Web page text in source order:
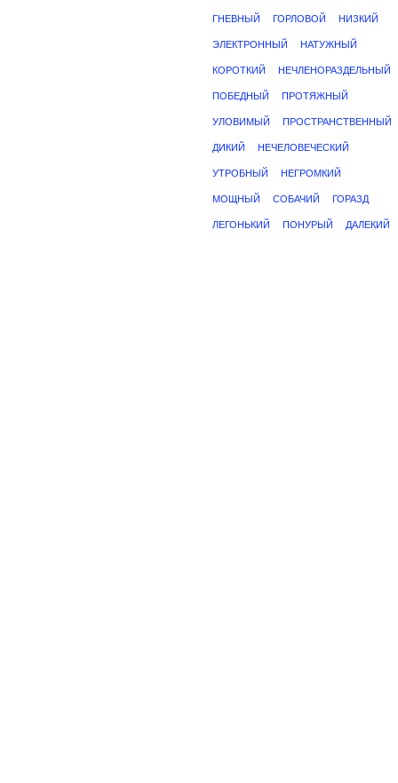
ГНЕВНЫЙ ГОРЛОВОЙ НИЗКИЙ
ЭЛЕКТРОННЫЙ НАТУЖНЫЙ
КОРОТКИЙ НЕЧЛЕНОРАЗДЕЛЬНЫЙ
ПОБЕДНЫЙ ПРОТЯЖНЫЙ
УЛОВИМЫЙ ПРОСТРАНСТВЕННЫЙ
ДИКИЙ НЕЧЕЛОВЕЧЕСКИЙ
УТРОБНЫЙ НЕГРОМКИЙ
МОЩНЫЙ СОБАЧИЙ ГОРАЗД
ЛЕГОНЬКИЙ ПОНУРЫЙ ДАЛЕКИЙ